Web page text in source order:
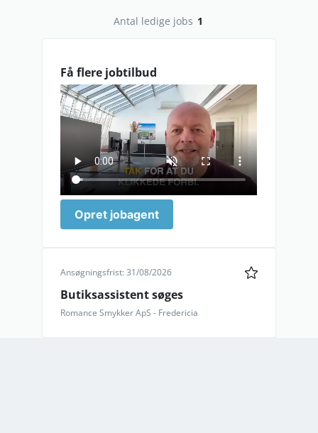
Antal ledige jobs 1
Få flere jobtilbud
lav_oploesning_0.mp4
Opret jobagent
Ansøgningsfrist: 31/08/2026
Butiksassistent søges
Romance Smykker ApS - Fredericia